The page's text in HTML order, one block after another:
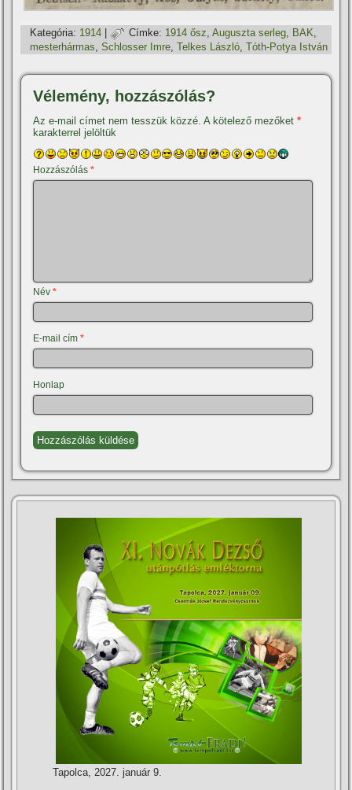
Kategória: 1914 | Címke: 1914 ősz,Auguszta serleg, BAK,
mesterhármas ,Schlosser Imre ,Telkes László ,Tóth-Potya István
Vélemény, hozzászólás?
Az e-mail címet nem tesszük közzé. A kötelező mezőket*
karakterrel jelöltük
Hozzászólás*
Név*
E-mail cím*
Honlap
Tapolca, 2027. január 9.